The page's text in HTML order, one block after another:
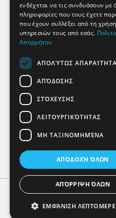
Πολιτική
Social
HERE.
ενδέχεται να τις συνδυάσουν με
πληροφορίες που τους έχετε
που έχουν συλλέξει από τη
υπηρεσιών τους από εσάς.
Απορρήτου
ΑΠΟΛΎΤΩΣ ΑΠΑΡΑΊΤΗΤΑ
ΑΠΌΔΟΣΗΣ
ΣΤΌΧΕΥΣΗΣ
ΛΕΙΤΟΥΡΓΙΚΌΤΗΤΑΣ
ΜΗ ΤΑΞΙΝΟΜΗΜΈΝΑ
ΑΠΟΔΟΧΉ ΌΛΩΝ
ΑΠΌΡΡΙΨΗ ΌΛΩΝ
ΕΜΦΆΝΙΣΗ